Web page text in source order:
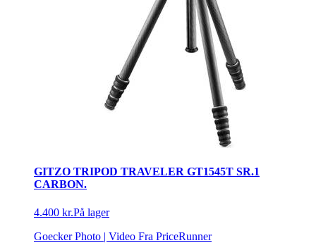
GITZO TRIPOD TRAVELER GT1545T SR.1
CARBON.
4.400 kr.På lager
Goecker Photo | Video Fra PriceRunner